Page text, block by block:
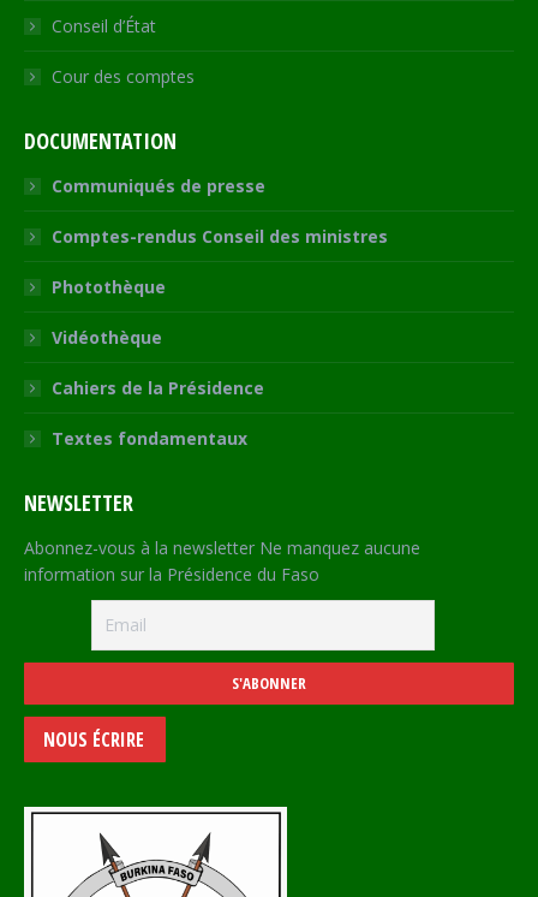
Conseil d’État
Cour des comptes
DOCUMENTATION
Communiqués de presse
Comptes-rendus Conseil des ministres
Photothèque
Vidéothèque
Cahiers de la Présidence
Textes fondamentaux
NEWSLETTER
Abonnez-vous à la newsletter Ne manquez aucune
information sur la Présidence du Faso
NOUS ÉCRIRE